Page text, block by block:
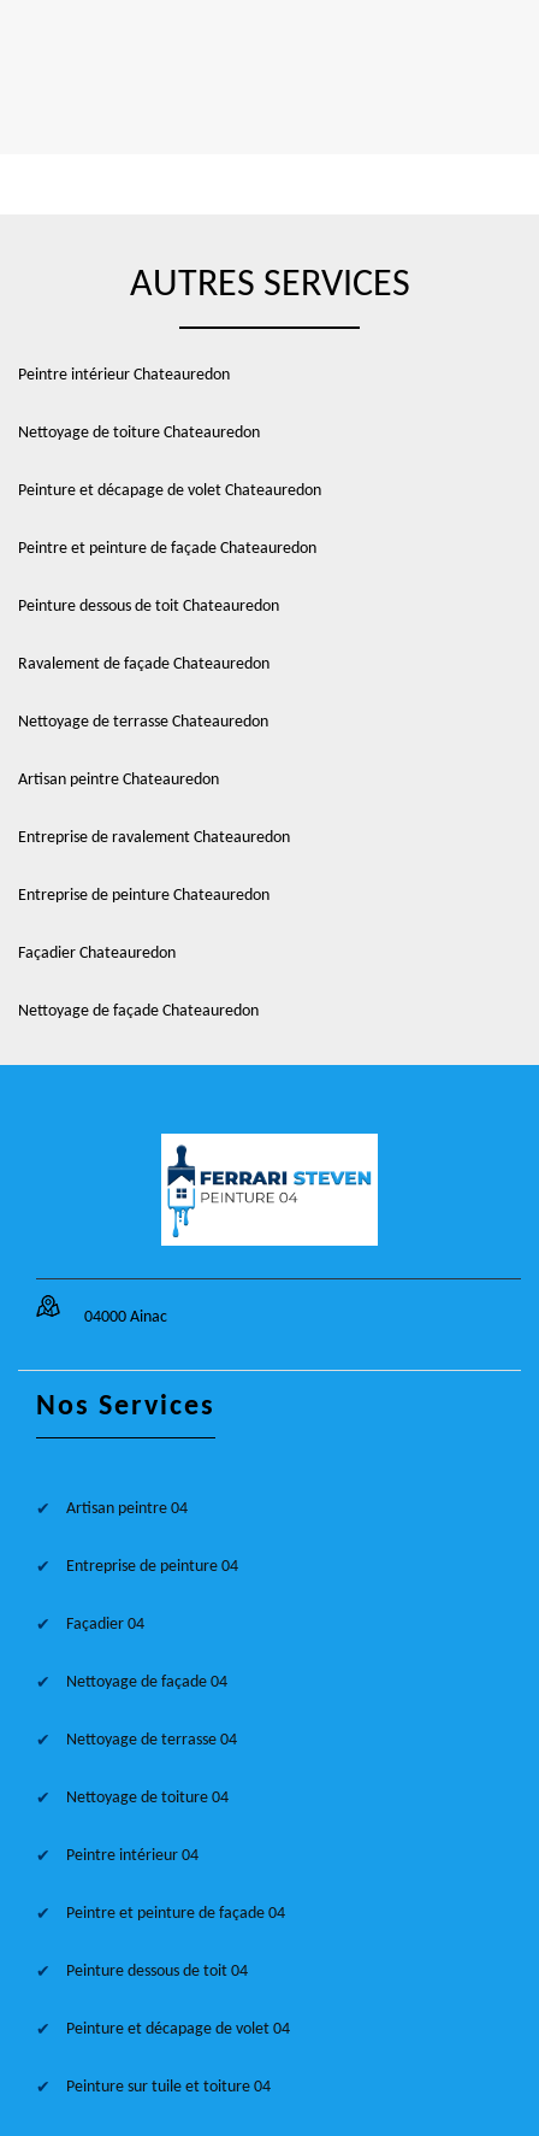
AUTRES SERVICES
Peintre intérieur Chateauredon
Nettoyage de toiture Chateauredon
Peinture et décapage de volet Chateauredon
Peintre et peinture de façade Chateauredon
Peinture dessous de toit Chateauredon
Ravalement de façade Chateauredon
Nettoyage de terrasse Chateauredon
Artisan peintre Chateauredon
Entreprise de ravalement Chateauredon
Entreprise de peinture Chateauredon
Façadier Chateauredon
Nettoyage de façade Chateauredon
04000 Ainac
Nos Services
Artisan peintre 04
Entreprise de peinture 04
Façadier 04
Nettoyage de façade 04
Nettoyage de terrasse 04
Nettoyage de toiture 04
Peintre intérieur 04
Peintre et peinture de façade 04
Peinture dessous de toit 04
Peinture et décapage de volet 04
Peinture sur tuile et toiture 04